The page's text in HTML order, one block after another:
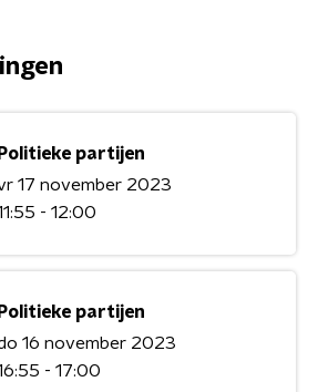
Politieke partijen
17 november 2023
- 12:00
Politieke partijen
16 november 2023
- 17:00